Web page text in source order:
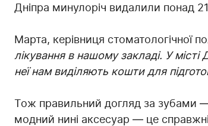
Дніпра минулоріч видалили понад
Марта, керівниця стоматологічної
лікування в нашому закладі. У
неї нам виділяють кошти для
Тож правильний догляд за зубами
модний нині аксесуар — це